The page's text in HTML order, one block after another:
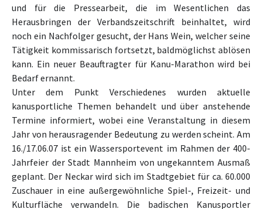
und für die Pressearbeit, die im Wesentlichen das
Herausbringen der Verbandszeitschrift beinhaltet, wird
noch ein Nachfolger gesucht, der Hans Wein, welcher seine
Tätigkeit kommissarisch fortsetzt, baldmöglichst ablösen
kann. Ein neuer Beauftragter für Kanu-Marathon wird bei
Bedarf ernannt.
Unter dem Punkt Verschiedenes wurden aktuelle
kanusportliche Themen behandelt und über anstehende
Termine informiert, wobei eine Veranstaltung in diesem
Jahr von herausragender Bedeutung zu werden scheint. Am
16./17.06.07 ist ein Wassersportevent im Rahmen der 400-
Jahrfeier der Stadt Mannheim von ungekanntem Ausmaß
geplant. Der Neckar wird sich im Stadtgebiet für ca. 60.000
Zuschauer in eine außergewöhnliche Spiel-, Freizeit- und
Kulturfläche verwandeln. Die badischen Kanusportler